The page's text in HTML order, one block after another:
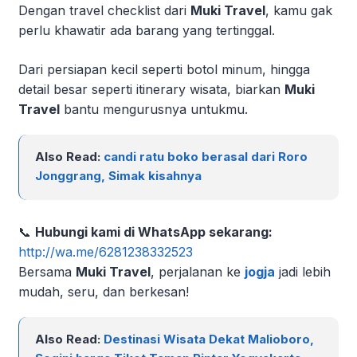
Dengan travel checklist dari Muki Travel, kamu gak
perlu khawatir ada barang yang tertinggal.
Dari persiapan kecil seperti botol minum, hingga
detail besar seperti itinerary wisata, biarkan Muki
Travel bantu mengurusnya untukmu.
Also Read: candi ratu boko berasal dari Roro
Jonggrang, Simak kisahnya
📞 Hubungi kami di WhatsApp sekarang:
http://wa.me/6281238332523
Bersama Muki Travel, perjalanan ke jogja jadi lebih
mudah, seru, dan berkesan!
Also Read: Destinasi Wisata Dekat Malioboro,